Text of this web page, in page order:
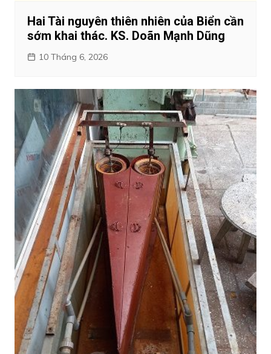
Hai Tài nguyên thiên nhiên của Biển cần
sớm khai thác. KS. Doãn Mạnh Dũng
10 Tháng 6, 2026